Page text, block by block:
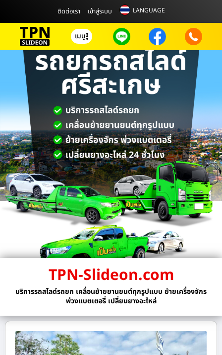
ติดต่อเรา เข้าสู่ระบบ LANGUAGE
เมนู
TPN-Slideon.com
บริการรถสไลด์รถยก เคลื่อนย้ายยานยนต์ทุกรูปแบบ ย้ายเครื่องจักร
พ่วงแบตเตอรี่ เปลี่ยนยางอะไหล่